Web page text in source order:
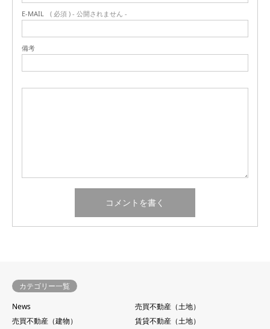
E-MAIL ( 必須 ) - 公開されません -
備考
カテゴリー一覧
News
売買不動産（土地）
売買不動産（建物）
賃貸不動産（土地）